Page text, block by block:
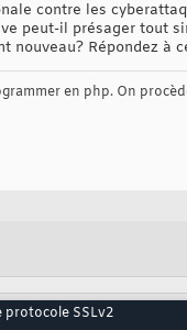
contre les
peut-il présager tout
nouveau? Répondez à
en php. On
protocole SSLv2